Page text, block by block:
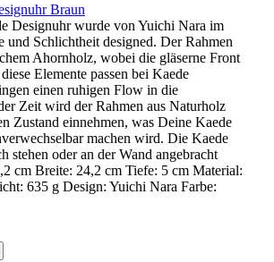
Braun
Designuhr wurde von Yuichi Nara im
und Schlichtheit designed. Der Rahmen
Ahornholz, wobei die gläserne Front
Elemente passen bei Kaede
einen ruhigen Flow in die
Zeit wird der Rahmen aus Naturholz
Zustand einnehmen, was Deine Kaede
machen wird. Die Kaede
stehen oder an der Wand angebracht
cm Breite: 24,2 cm Tiefe: 5 cm Material:
635 g Design: Yuichi Nara Farbe: